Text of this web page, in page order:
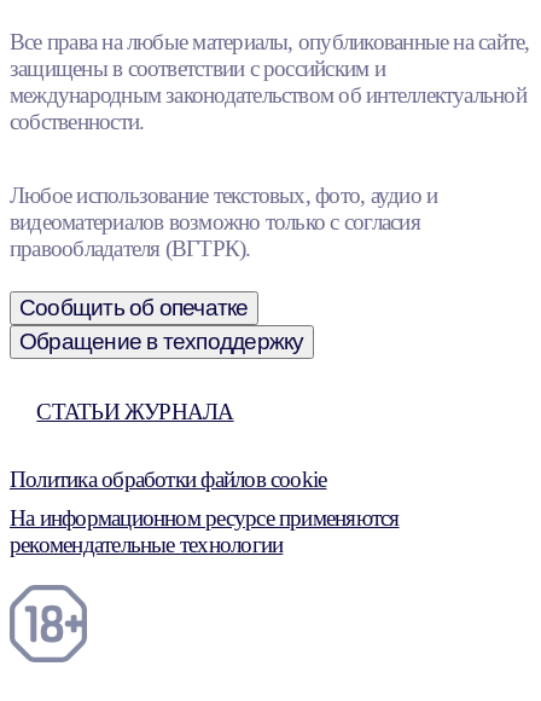
Все права на любые материалы, опубликованные на сайте,
защищены в соответствии с российским и
международным законодательством об интеллектуальной
собственности.
Любое использование текстовых, фото, аудио и
видеоматериалов возможно только с согласия
правообладателя (ВГТРК).
Сообщить об опечатке
Обращение в техподдержку
СТАТЬИ ЖУРНАЛА
Политика обработки файлов cookie
На информационном ресурсе применяются
рекомендательные технологии